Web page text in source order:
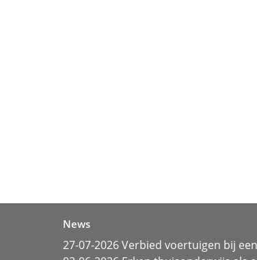
News
27-07-2026 Verbied voertuigen bij